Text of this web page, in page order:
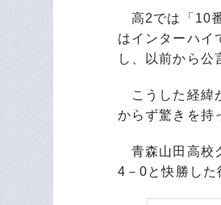
高2では「10
はインターハイ
し、以前から公
こうした経緯
からず驚きを持
青森山田高校
4－0と快勝した